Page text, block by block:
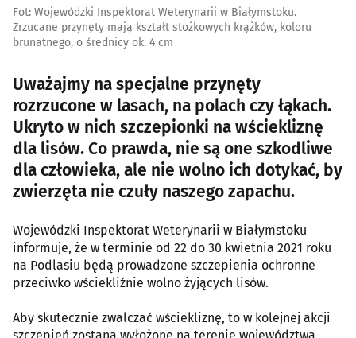
Fot: Wojewódzki Inspektorat Weterynarii w Białymstoku.
Zrzucane przynęty mają kształt stożkowych krążków, koloru
brunatnego, o średnicy ok. 4 cm
Uważajmy na specjalne przynęty
rozrzucone w lasach, na polach czy łąkach.
Ukryto w nich szczepionki na wściekliznę
dla lisów. Co prawda, nie są one szkodliwe
dla człowieka, ale nie wolno ich dotykać, by
zwierzęta nie czuły naszego zapachu.
Wojewódzki Inspektorat Weterynarii w Białymstoku
informuje, że w terminie od 22 do 30 kwietnia 2021 roku
na Podlasiu będą prowadzone szczepienia ochronne
przeciwko wściekliźnie wolno żyjących lisów.
Aby skutecznie zwalczać wściekliznę, to w kolejnej akcji
szczepień zostaną wyłożone na terenie województwa